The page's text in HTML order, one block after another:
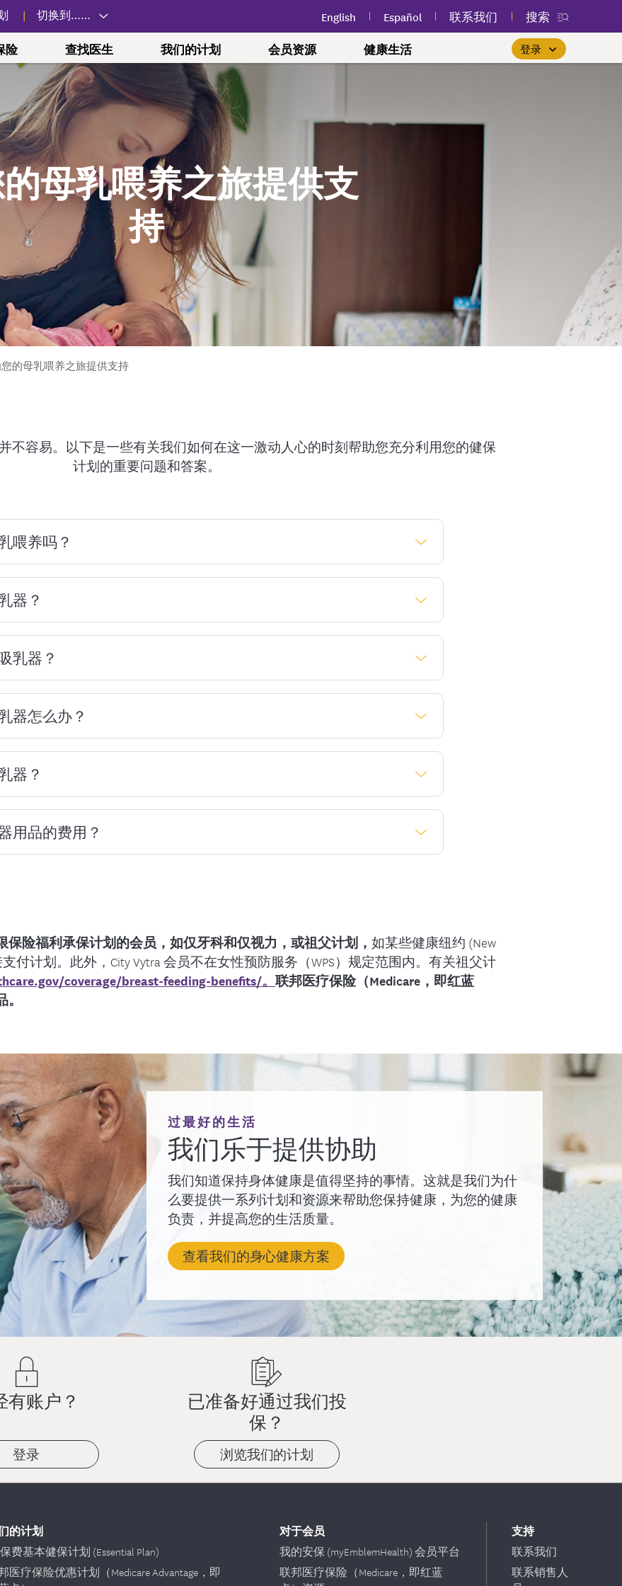
切换到…… English Español 联系我们 搜索
险
卓护医疗中心 (ACPNY)
关于卓护医疗中心 (ACPNY)
全方位护理方法
专科治疗
卓护医疗中心 (ACPNY) 位置
Vitality WellSpark
诚聘英才
为什么与我们合作？
参与、包容性和文化
参加您附近的免费公共卫生和
查找医生
的医疗服务
需要医疗服务时，应前往何处。
远程医疗
关于远程医疗
如何投保
如果您已经是会员，找到合
登录
我们的计划
划
，即白
下）
光临我
大型团体
工会
政府和劳工计划
纽约州雇员
联邦雇员
1199SEIU 首选至尊与首选尊享计
划 (1199SEIU Preferred Premier &
Preferred Plus)
TWU Local 100 至尊牙科计划
纽约州统一司法系统牙科计划
了解更多
会员资源
配药
险（Medicare，即红蓝卡）药
费用计算器和药房定位器
续配药
物
表单和文档
理赔、授权等
申诉和上诉
帮助和支持
支付您的账单
医疗政策
预授权检查工具
预授权列表和指标
与护理管理部门联系
获取应用程序
健康生活
健康未来方案
生育计划
孕期健康
健康妈妈
健康宝宝
心理健康
与他人交谈
在患有疾病的情况下生活
支持家人和朋友
提交您的心理健康声明
关注人生每个阶段，掌控您的健
登录
母乳喂养之旅提供支
持
的母乳喂养之旅提供支持
不容易。以下是一些有关我们如何在这一激动人心的时刻帮助您充分利用您的健保
计划的重要问题和答案。
喂养吗？
都有哺乳顾问。分娩后在医院时，请让哺乳顾问在您哺乳期间来看望
建议和鼓励，让母乳喂养成为应有的特殊体验。
中或医生诊所接受哺乳顾问就诊。哺乳顾问必须是国际委员会认证的
电888-447-0337(TTY：711)联系健康未来方案。我们的工作时间是周
。护理经理将很乐意为您提供帮助。
器？
使用吸乳器来帮助喂哺宝宝。《平价医疗法案》要求大多数健康保险
性健康服务一部分的吸乳器费用。为了帮助您成功母乳喂养，安保健
应商为您提供了吸乳器。
的电话号码联系我们。我们的客户服务代表将竭诚为您提供帮助。
乳器？
背面的号码联系我们，查看您的承保范围选项。
月从您的医生或其他医疗服务提供方那里获得处方药。这可能包括
或医师助理。
处方。耐用医疗设备供应商将安排将吸乳器交付给您。
855-879-8669
yummymummystore.co
m
吸乳器。所有双吸乳器的必要用品、如奶瓶、瓶盖、软管和护罩，都
您每 12 个月只能使用一个吸乳器。
器怎么办？
症监护室（NICU），无法闭锁，或有医疗问题，您可能需要使用医
可以给您开具处方，让您租赁医用级吸乳器。
租用医院级吸乳器。租赁有效期为 90 天。如果您需要继续租用吸乳器
器？
方需要提供处方，说明医院级吸乳器租赁是医疗必需品的具体原
交您的医疗服务提供方开具的必要医疗处方，所以一定要先拿到处
供应商，租用您的吸乳器。
商将在获得许可后安排交付您的泵，并向您提供吸乳器套件。
要基本吸乳器用品，以及带法兰、盖和软管的容器瓶，均随租赁包
用品的费用？
品不需要处方。
电池包、非吸乳器专用的常规奶瓶、旅行袋、吸奶器清洁用品、免提
却器、哺乳文胸、乳房罩、护垫、乳头罩、非处方母乳喂养霜剂或软
上购买/收据证明和您的医疗服务提供方开具的处方。如果您有任何疑
888-447-0337 (TTY: 711)。我们的工作时间是周一到周五 9 a.m. 到 5
意为您提供帮助。
险福利承保计划的会员，如仅牙科和仅视力，或祖父计划， 如某些健康纽约 (New
付计划。此外，City Vytra 会员不在女性预防服务（WPS）规定范围内。有关祖父计
coverage/breast-feeding-benefits/。 联邦医疗保险（Medicare，即红蓝
过最好的生活
我们乐于提供协助
我们知道保持身体健康是值得坚持的事情。这就是我们为什
么要提供一系列计划和资源来帮助您保持健康，为您的健康
负责，并提高您的生活质量。
查看我们的身心健康方案
有账户？
登录
已准备好通过我们投
保？
浏览我们的计划
的计划
费基本健保计划 (Essential Plan)
医疗保险优惠计划（Medicare Advantage，即
对于会员
我的安保 (myEmblemHealth) 会员平台
联邦医疗保险（Medicare，即红蓝
支持
联系我们
联系销售人